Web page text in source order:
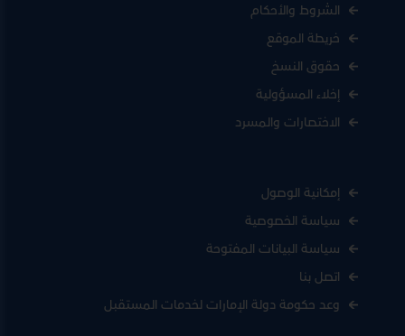
الشروط والأحكام
خريطة الموقع
حقوق النسخ
إخلاء المسؤولية
الاختصارات والمسرد
إمكانية الوصول
سياسة الخصوصية
سياسة البيانات المفتوحة
اتصل بنا
وعد حكومة دولة الإمارات لخدمات المستقبل